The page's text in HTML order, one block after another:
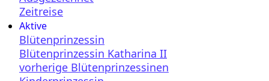
Zeitreise
Aktive
Blütenprinzessin
Blütenprinzessin Katharina II
vorherige Blütenprinzessinen